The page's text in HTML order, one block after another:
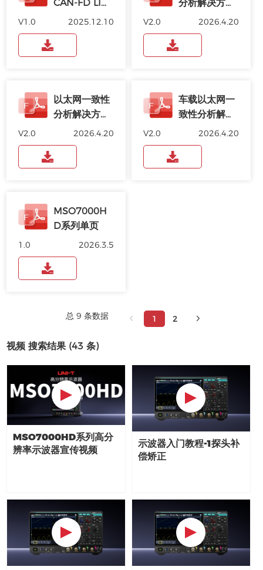
CAN-FD LIN
FlexRay
SENT总线协
V1.0 2025.12.10
分析解决方
案-100BASE-
Tx
V2.0 2026.4.20
以太网一致性
分析解决方
案-1000BAS
E-T
V2.0 2026.4.20
车载以太网一
致性分析解决
V2.0 2026.4.20
MSO7000H
D系列单页
1.0 2026.3.5
总 9 条数据 1 2
视频 搜索结果 (43 条)
MSO7000HD系列高分
辨率示波器宣传视频
示波器入门教程-1探头补
偿矫正